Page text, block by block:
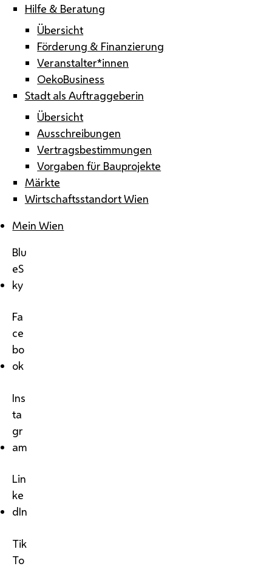
Hilfe & Beratung
Übersicht
Förderung & Finanzierung
Veranstalter*innen
OekoBusiness
Stadt als Auftraggeberin
Übersicht
Ausschreibungen
Vertragsbestimmungen
Vorgaben für Bauprojekte
Märkte
Wirtschaftsstandort Wien
Mein Wien
Blu
eS
ky
Fa
ce
bo
ok
Ins
ta
gr
am
Lin
ke
dIn
Tik
To